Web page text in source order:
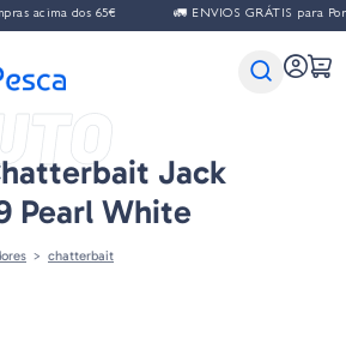
dos 65€ 🚛 ENVIOS GRÁTIS para
Jack
Pearl White
chatterbait